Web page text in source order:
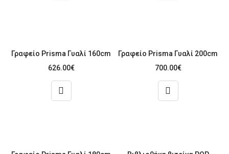
Γραφείο Prisma Γυαλί 160cm
626.00€
Γραφείο Prisma Γυαλί 200cm
700.00€